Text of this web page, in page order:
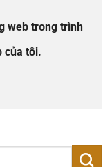
web trong trình
của tôi.